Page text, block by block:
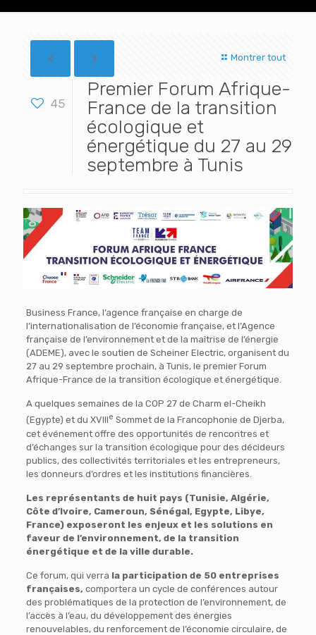
Montrer tout
45
Premier Forum Afrique-
France de la transition
écologique et
énergétique du 27 au 29
septembre à Tunis
Business France, l’agence française en charge de
l’internationalisation de l’économie française, et l’Agence
française de l’environnement et de la maîtrise de l’énergie
(ADEME), avec le soutien de Scheiner Electric, organisent du
27 au 29 septembre prochain, à Tunis, le premier Forum
Afrique-France de la transition écologique et énergétique.
A quelques semaines de la COP 27 de Charm el-Cheikh
(Egypte) et du XVIIIe Sommet de la Francophonie de Djerba,
cet événement offre des opportunités de rencontres et
d’échanges sur la transition écologique pour des décideurs
publics, des collectivités territoriales et les entrepreneurs,
les donneurs d’ordres et les institutions financières.
Les représentants de huit pays (Tunisie, Algérie,
Côte d’Ivoire, Cameroun, Sénégal, Egypte, Libye,
France) exposeront les enjeux et les solutions en
faveur de l’environnement, de la transition
énergétique et de la ville durable.
Ce forum, qui verra la participation de 50 entreprises
françaises, comportera un cycle de conférences autour
des problématiques de la protection de l’environnement, de
l’accès à l’eau, du développement des énergies
renouvelables, du renforcement de l’économie circulaire, de